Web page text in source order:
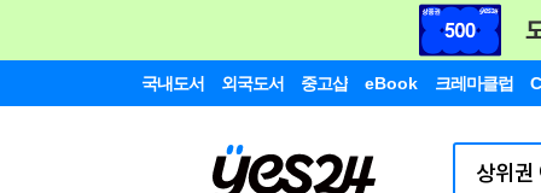
국내도서 외국도서 중고샵 eBook 크레마클럽